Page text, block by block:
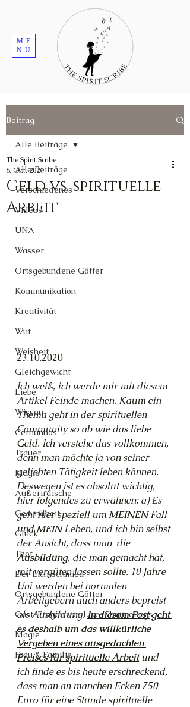
ME
NU
Beitrag
Alle Beiträge
Verschiedenes
Videos
UNA
Wasser
Ortsgebundene Götter
Kommunikation
Kreativität
Wut
Weisheit
Gleichgewicht
Liebe
Wissen
Cernunnos
Trauer
Magie
Außerirdische
Gesundheit
Glück
Thot
Der Lichtschmied
Ortsgebundene Götter
Gast-Fragen von Live-Channelings
Magie
Frau & Familie
Alle Beiträge
Geld vs. spirituelle
Arbeit
The Spirit Scribe
6. Okt. 2021
23.10.2020
Ich weiß, ich werde mir mit diesem
Artikel Feinde machen. Kaum ein
Thema geht in der spirituellen
Community so ab wie das liebe
Geld. Ich verstehe das vollkommen,
denn man möchte ja von seiner
geliebten Tätigkeit leben können.
Deswegen ist es absolut wichtig,
hier folgendes zu erwähnen: a) Es
geht hier speziell um MEINEN Fall
und MEIN Leben, und ich bin selbst
der Ansicht, dass man  die
Ausbildung, die man gemacht hat,
mit vergüten lassen sollte. 10 Jahre
Uni werden bei normalen
Arbeitgebern auch anders bepreist
als Ausbildung. In diesem Post geht
es deshalb um das willkürliche
Vergeben eines ausgedachten
Preises für spirituelle Arbeit und
ich finde es bis heute erschreckend,
dass man an manchen Ecken 750
Euro für eine Stunde spirituelle